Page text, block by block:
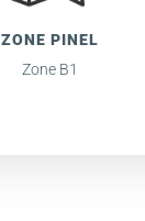
ZONE PINEL
Zone B1